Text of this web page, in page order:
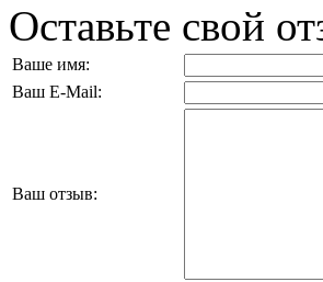
Оставьте свой
Ваше имя:
Ваш E-Mail:
Ваш отзыв: